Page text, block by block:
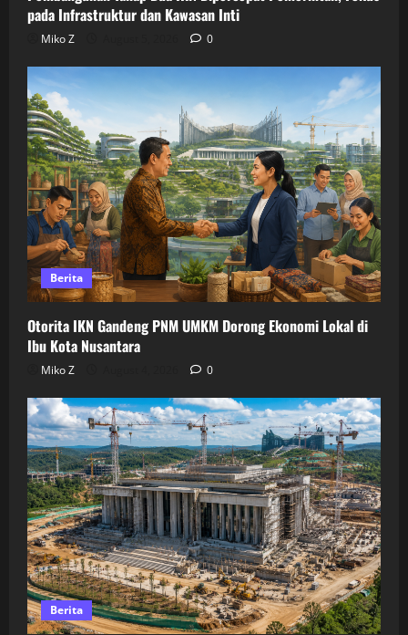
pada Infrastruktur dan Kawasan Inti
Miko Z 0
Berita
Otorita IKN Gandeng PNM UMKM Dorong Ekonomi Lokal di
Ibu Kota Nusantara
Miko Z 0
Berita